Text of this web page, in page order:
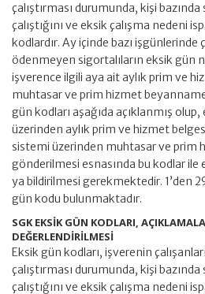
çalıştırması durumunda, kişi
çalıştığını ve eksik çalışma nedeni
kodlardır. Ay içinde bazı işgünlerinde
ödenmeyen sigortalıların eksik gün
işverence ilgili aya ait aylık prim ve
muhtasar ve prim hizmet
gün kodları aşağıda açıklanmış
üzerinden aylık prim ve hizmet
sistemi üzerinden muhtasar ve prim
gönderilmesi esnasında bu kodlar ile
ya bildirilmesi gerekmektedir. 1’den
gün kodu bulunmaktadır.
SGK EKSİK GÜN KODLARI,
DEĞERLENDİRİLMESİ
Eksik gün kodları, işverenin
çalıştırması durumunda, kişi
çalıştığını ve eksik çalışma nedeni